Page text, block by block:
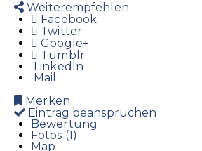
Weiterempfehlen
Facebook
Twitter
Google+
Tumblr
LinkedIn
Mail
Merken
Eintrag beanspruchen
Bewertung
Fotos (1)
Map